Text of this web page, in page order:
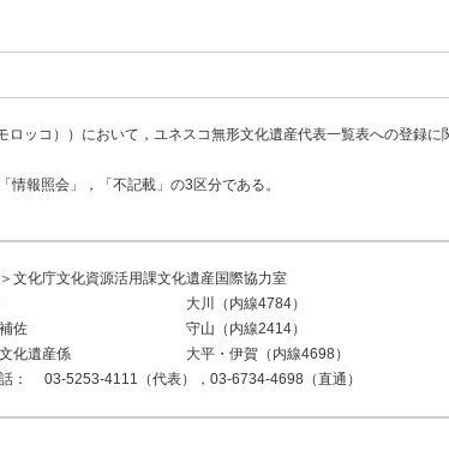
ッコ））において，ユネスコ無形文化遺産代表一覧表への登録に
報照会」，「不記載」の3区分である。
文化庁文化資源活用課文化遺産国際協力室
大川（内線4784）
佐
守山（内線2414）
化遺産係
大平・伊賀（内線4698）
：
03-5253-4111（代表），03-6734-4698（直通）